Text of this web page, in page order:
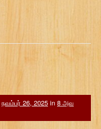
நவம்பர் 26, 2025 in 8 அவ